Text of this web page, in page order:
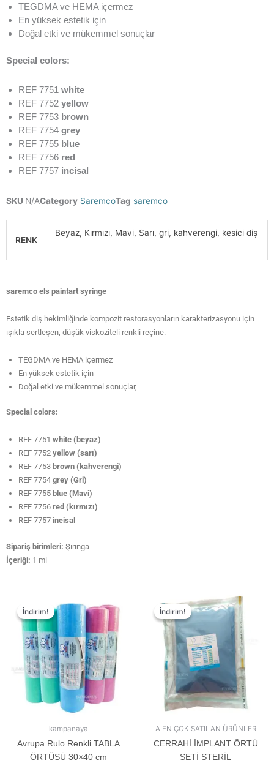
TEGDMA ve HEMA içermez
En yüksek estetik için
Doğal etki ve mükemmel sonuçlar
Special colors:
REF 7751 white
REF 7752 yellow
REF 7753 brown
REF 7754 grey
REF 7755 blue
REF 7756 red
REF 7757 incisal
SKU N/ACategory SaremcoTag saremco
RENK
Beyaz, Kırmızı, Mavi, Sarı, gri, kahverengi, kesici diş
saremco els paintart syringe
Estetik diş hekimliğinde kompozit restorasyonların karakterizasyonu için
ışıkla sertleşen, düşük viskoziteli renkli reçine.
TEGDMA ve HEMA içermez
En yüksek estetik için
Doğal etki ve mükemmel sonuçlar,
Special colors:
REF 7751 white (beyaz)
REF 7752 yellow (sarı)
REF 7753 brown (kahverengi)
REF 7754 grey (Gri)
REF 7755 blue (Mavi)
REF 7756 red (kırmızı)
REF 7757 incisal
Sipariş birimleri: Şırınga
İçeriği: 1 ml
İndirim!
İndirim!
kampanaya
Avrupa Rulo Renkli TABLA
ÖRTÜSÜ 30×40 cm
İndirim!
İndirim!
A EN ÇOK SATILAN ÜRÜNLER
CERRAHİ İMPLANT ÖRTÜ
SETİ STERİL